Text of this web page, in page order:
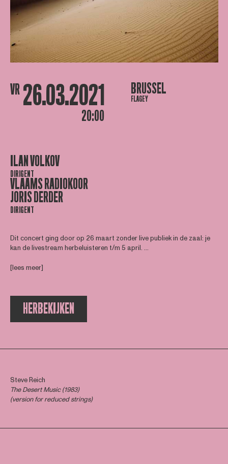
VR 26.03.2021
20:00
BRUSSEL
FLAGEY
ILAN VOLKOV
DIRIGENT
VLAAMS RADIOKOOR
JORIS DERDER
DIRIGENT
Dit concert ging door op 26 maart zonder live publiek in de zaal: je
kan de livestream herbeluisteren t/m 5 april. ...
[lees meer]
HERBEKIJKEN
Steve Reich
The Desert Music (1983)
(version for reduced strings)